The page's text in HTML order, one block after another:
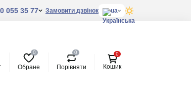
055 35 77 Замовити дзвінок ua
0
Обране
0
Порівняти
0
Кошик